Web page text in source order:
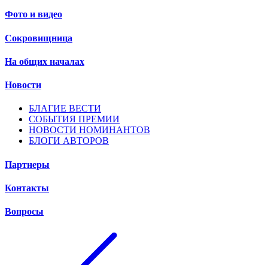
Фото и видео
Сокровищница
На общих началах
Новости
БЛАГИЕ ВЕСТИ
СОБЫТИЯ ПРЕМИИ
НОВОСТИ НОМИНАНТОВ
БЛОГИ АВТОРОВ
Партнеры
Контакты
Вопросы